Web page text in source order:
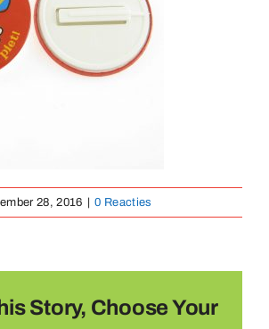
28, 2016 | 0 Reacties
Story, Choose Your